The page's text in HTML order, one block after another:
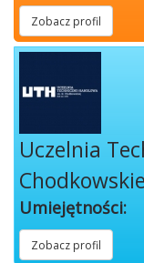
Zobacz profil
Uczelnia
Umiejętności:
Zobacz profil